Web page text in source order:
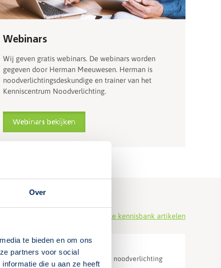
Over
te bieden en om ons
partners voor social
die u aan ze heeft
Webinars
Wij geven gratis webinars. De webinars worden
gegeven door Herman Meeuwesen. Herman is
noodverlichtingsdeskundige en trainer van het
Kenniscentrum Noodverlichting.
Webinars bekijken
Bekijk alle kennisbank artikelen
Wet- en regelgeving noodverlichting